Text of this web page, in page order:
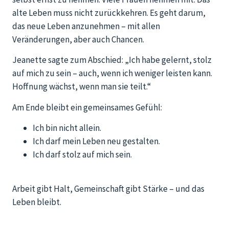
alte Leben muss nicht zurückkehren. Es geht darum,
das neue Leben anzunehmen – mit allen
Veränderungen, aber auch Chancen.
Jeanette sagte zum Abschied: „Ich habe gelernt, stolz
auf mich zu sein – auch, wenn ich weniger leisten kann.
Hoffnung wächst, wenn man sie teilt.“
Am Ende bleibt ein gemeinsames Gefühl:
Ich bin nicht allein.
Ich darf mein Leben neu gestalten.
Ich darf stolz auf mich sein.
Arbeit gibt Halt, Gemeinschaft gibt Stärke – und das
Leben bleibt.